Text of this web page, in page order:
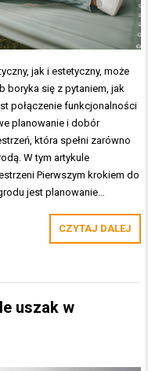
jak i estetyczny, może
boryka się z pytaniem, jak
połączenie funkcjonalności
planowanie i dobór
która spełni zarówno
W tym artykule
Pierwszym krokiem do
jest planowanie…
CZYTAJ DALEJ
uszak w